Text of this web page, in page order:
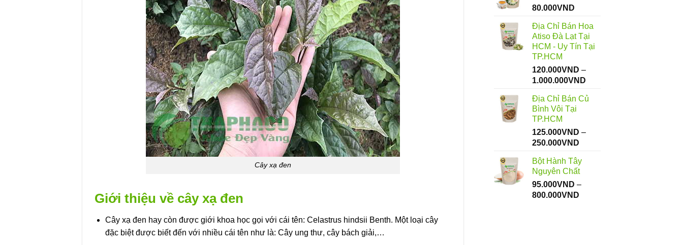
Cây xạ đen
Giới thiệu về cây xạ đen
Cây xạ đen hay còn được giới khoa học gọi với cái tên: Celastrus hindsii Benth. Một loại cây
đặc biệt được biết đến với nhiều cái tên như là: Cây ung thư, cây bách giải,…
80.000VND
Địa Chỉ Bán Hoa
Atiso Đà Lạt Tại
HCM - Uy Tín Tại
TP.HCM
120.000VND –
1.000.000VND
từ
1.000.000VND
Địa Chỉ Bán Củ
Bình Vôi Tại
TP.HCM
125.000VND –
250.000VND
từ
125.000VND
đến
Bột Hành Tây
Nguyên Chất
95.000VND –
800.000VND